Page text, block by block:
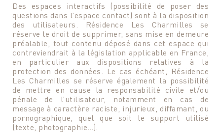
Des espaces interactifs (possibilité de poser des
questions dans l’espace contact) sont à la disposition
des utilisateurs. Résidence Les Charmilles se
réserve le droit de supprimer, sans mise en demeure
préalable, tout contenu déposé dans cet espace qui
contreviendrait à la législation applicable en France,
en particulier aux dispositions relatives à la
protection des données. Le cas échéant, Résidence
Les Charmilles se réserve également la possibilité
de mettre en cause la responsabilité civile et/ou
pénale de l’utilisateur, notamment en cas de
message à caractère raciste, injurieux, diffamant, ou
pornographique, quel que soit le support utilisé
(texte, photographie…).
Rencontrez
KATIA IACONO
Je suis à votre entière disposition pour répondre à toutes
vos questions ou pour simplement échanger avec vous !
Programmer une visite
DE LA RÉSIDENCE
Nous sommes à votre entière disposition pour
programmer avec vous une visite de la résidence et
pouvoir également répondre à toutes vos questions.